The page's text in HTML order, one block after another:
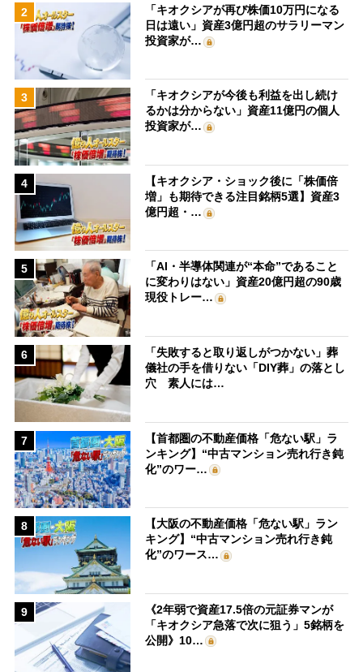
2
「キオクシアが再び株価10万円になる
日は遠い」資産3億円超のサラリーマン
投資家が…
3
「キオクシアが今後も利益を出し続け
るかは分からない」資産11億円の個人
投資家が…
4
【キオクシア・ショック後に「株価倍
増」も期待できる注目銘柄5選】資産3
億円超・…
5
「AI・半導体関連が“本命”であること
に変わりはない」資産20億円超の90歳
現役トレー…
6
「失敗すると取り返しがつかない」葬
儀社の手を借りない「DIY葬」の落とし
穴 素人には…
7
【首都圏の不動産価格「危ない駅」ラ
ンキング】“中古マンション売れ行き鈍
化”のワー…
8
【大阪の不動産価格「危ない駅」ラン
キング】“中古マンション売れ行き鈍
化”のワース…
9
《2年弱で資産17.5倍の元証券マンが
「キオクシア急落で次に狙う」5銘柄を
公開》10…